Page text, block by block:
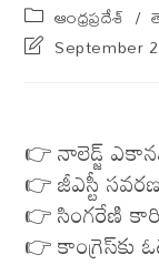
ఆంధ్ర‌ప్ర‌దేశ్ /
September
👉 నాలెడ్జ్​
👉 జీఎస్టీ
👉 సింగరేణి
👉 కాంగ్రెస్​కు